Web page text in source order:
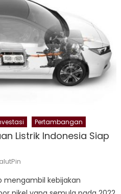
Pertambangan
Listrik Indonesia Siap
kebijakan